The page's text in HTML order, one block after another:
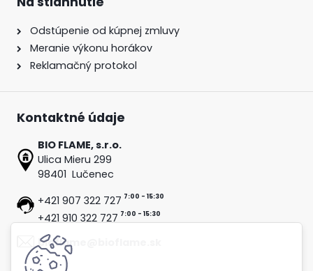
Odstúpenie od kúpnej zmluvy
Meranie výkonu horákov
Reklamačný protokol
Kontaktné údaje
BIO FLAME, s.r.o.
Ulica Mieru 299
98401 Lučenec
+421 907 322 727 7:00 - 15:30
+421 910 322 727 7:00 - 15:30
bioflame@bioflame.sk